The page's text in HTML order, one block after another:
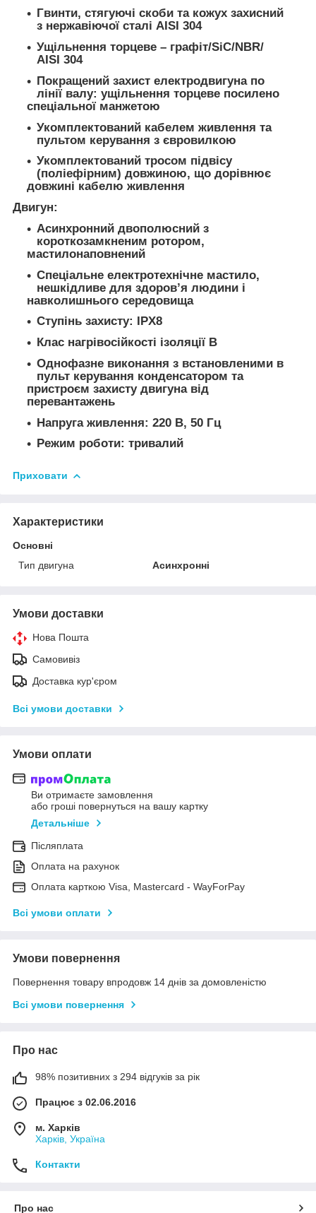
Гвинти, стягуючі скоби та кожух захисний
з нержавіючої сталі AISI 304
Ущільнення торцеве – графіт/SiC/NBR/
AISI 304
Покращений захист електродвигуна по
лінії валу: ущільнення торцеве посилено
спеціальної манжетою
Укомплектований кабелем живлення та
пультом керування з євровилкою
Укомплектований тросом підвісу
(поліефірним) довжиною, що дорівнює
довжині кабелю живлення
Двигун:
Асинхронний двополюсний з
короткозамкненим ротором,
мастилонаповнений
Спеціальне електротехнічне мастило,
нешкідливе для здоров’я людини і
навколишнього середовища
Ступінь захисту: IPХ8
Клас нагрівосійкості ізоляції В
Однофазне виконання з встановленими в
пульт керування конденсатором та
пристроєм захисту двигуна від
перевантажень
Напруга живлення: 220 В, 50 Гц
Режим роботи: тривалий
Приховати
Характеристики
Основні
Тип двигуна
Асинхронні
Умови доставки
Нова Пошта
Самовивіз
Доставка кур'єром
Всі умови доставки
Умови оплати
Ви отримаєте замовлення
або гроші повернуться на вашу картку
Детальніше
Післяплата
Оплата на рахунок
Оплата карткою Visa, Mastercard - WayForPay
Всі умови оплати
Умови повернення
Повернення товару впродовж 14 днів за домовленістю
Всі умови повернення
Про нас
98% позитивних з 294 відгуків за рік
Працює з 02.06.2016
м. Харків
Харків, Україна
Контакти
Про нас